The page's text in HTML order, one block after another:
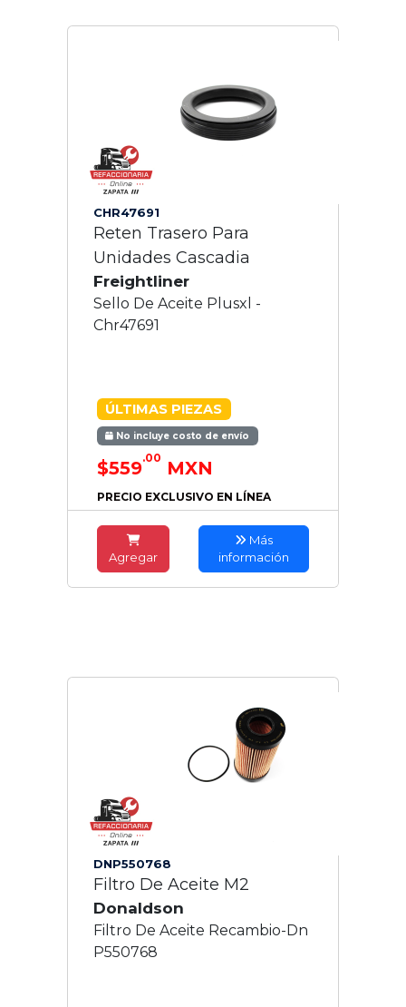
CHR47691
Reten Trasero Para
Unidades Cascadia
Freightliner
Sello De Aceite Plusxl -
Chr47691
ÚLTIMAS PIEZAS
No incluye costo de envío
$559.00 MXN
PRECIO EXCLUSIVO EN LÍNEA
Agregar
Más
información
DNP550768
Filtro De Aceite M2
Donaldson
Filtro De Aceite Recambio-Dn
P550768